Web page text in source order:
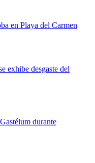
en Playa del Carmen
exhibe desgaste del
durante